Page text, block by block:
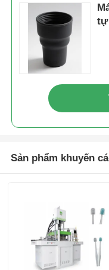
tự
Sản phẩm khuyến